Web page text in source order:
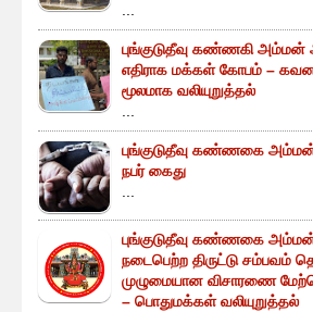
...
புங்குடுதீவு கண்ணகி அம்மன்
எதிராக மக்கள் கோபம் –
மூலமாக வலியுறுத்தல்
...
புங்குடுதீவு கண்ணகை அம்மன்
நபர் கைது
...
புங்குடுதீவு கண்ணகை
நடைபெற்ற திருட்டு சம்பவம்
முழுமையான விசாரணை
– பொதுமக்கள் வலியுறுத்தல்